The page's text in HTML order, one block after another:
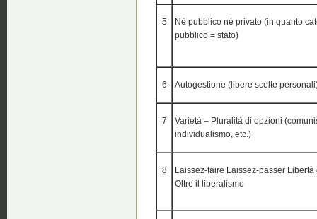
5
Né pubblico né privato (in quanto
pubblico = stato)
6 Autogestione (libere scelte
7
Varietà – Pluralità di opzioni
individualismo, etc.)
8
Laissez-faire Laissez-passer
Oltre il liberalismo